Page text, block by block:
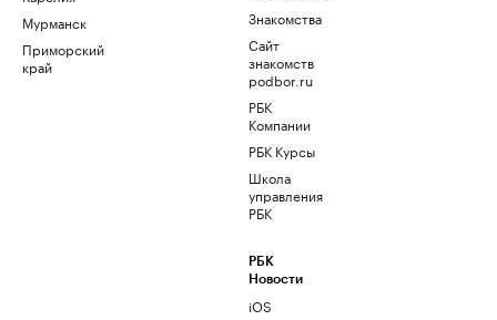
Мурманск
Приморский
край
Знакомства
Сайт
знакомств
podbor.ru
РБК
Компании
РБК Курсы
Школа
управления
РБК
РБК
Новости
iOS